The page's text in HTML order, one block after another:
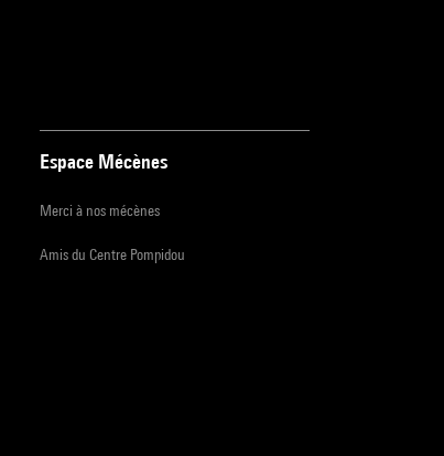
Espace Mécènes
Merci à nos mécènes
Amis du Centre Pompidou